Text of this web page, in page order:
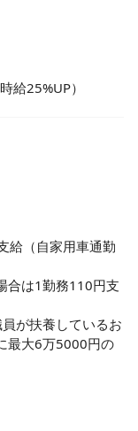
給25%UP）
給（自家用車通勤
合は1勤務110円支
が扶養しているお
最大6万5000円の